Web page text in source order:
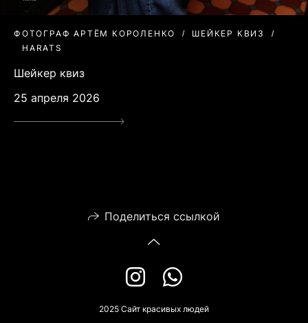
ФОТОГРАФ АРТЁМ КОРОЛЕНКО
ШЕЙКЕР КВИЗ
HARATS
Шейкер квиз
25 апреля 2026
Поделиться ссылкой
2025 Сайт красивых людей